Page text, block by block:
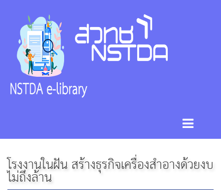
โรงงานในฝัน สร้างธุรกิจเครื่องสำอางด้วยงบ
ไม่ถึงล้าน